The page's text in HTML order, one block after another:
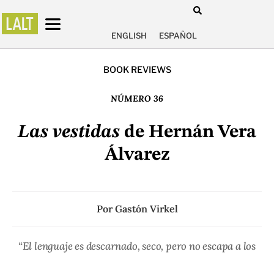
ENGLISH ESPAÑOL
BOOK REVIEWS
NÚMERO 36
Las vestidas de Hernán Vera
Álvarez
PorGastón Virkel
“El lenguaje es descarnado, seco, pero no escapa a los